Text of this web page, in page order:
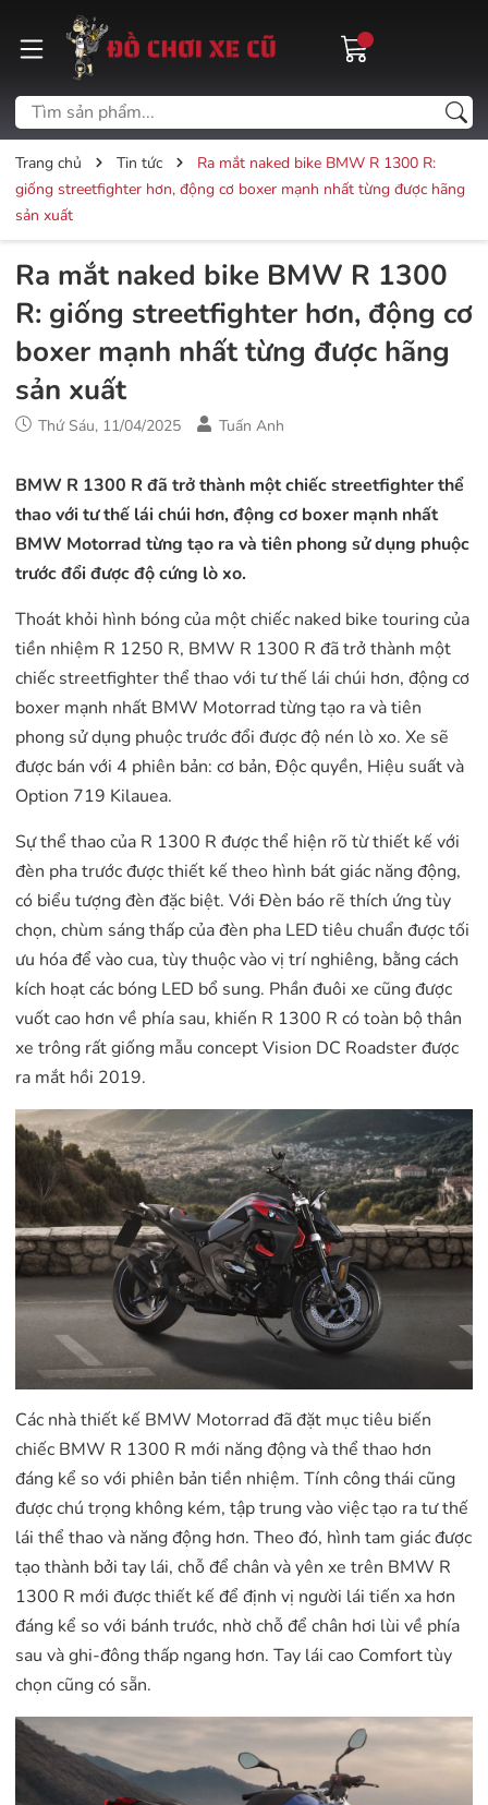
Trang chủ Tin tức
Ra mắt naked bike BMW R 1300 R:
giống streetfighter hơn, động cơ boxer mạnh nhất từng được hãng
sản xuất
Ra mắt naked bike BMW R 1300
R: giống streetfighter hơn, động cơ
boxer mạnh nhất từng được hãng
sản xuất
Thứ Sáu, 11/04/2025 Tuấn Anh
BMW R 1300 R đã trở thành một chiếc streetfighter thể
thao với tư thế lái chúi hơn, động cơ boxer mạnh nhất
BMW Motorrad từng tạo ra và tiên phong sử dụng phuộc
trước đổi được độ cứng lò xo.
Thoát khỏi hình bóng của một chiếc naked bike touring của
tiền nhiệm R 1250 R, BMW R 1300 R đã trở thành một
chiếc streetfighter thể thao với tư thế lái chúi hơn, động cơ
boxer mạnh nhất BMW Motorrad từng tạo ra và tiên
phong sử dụng phuộc trước đổi được độ nén lò xo. Xe sẽ
được bán với 4 phiên bản: cơ bản, Độc quyền, Hiệu suất và
Option 719 Kilauea.
Sự thể thao của R 1300 R được thể hiện rõ từ thiết kế với
đèn pha trước được thiết kế theo hình bát giác năng động,
có biểu tượng đèn đặc biệt. Với Đèn báo rẽ thích ứng tùy
chọn, chùm sáng thấp của đèn pha LED tiêu chuẩn được tối
ưu hóa để vào cua, tùy thuộc vào vị trí nghiêng, bằng cách
kích hoạt các bóng LED bổ sung. Phần đuôi xe cũng được
vuốt cao hơn về phía sau, khiến R 1300 R có toàn bộ thân
xe trông rất giống mẫu concept Vision DC Roadster được
ra mắt hồi 2019.
Các nhà thiết kế BMW Motorrad đã đặt mục tiêu biến
chiếc BMW R 1300 R mới năng động và thể thao hơn
đáng kể so với phiên bản tiền nhiệm. Tính công thái cũng
được chú trọng không kém, tập trung vào việc tạo ra tư thế
lái thể thao và năng động hơn. Theo đó, hình tam giác được
tạo thành bởi tay lái, chỗ để chân và yên xe trên BMW R
1300 R mới được thiết kế để định vị người lái tiến xa hơn
đáng kể so với bánh trước, nhờ chỗ để chân hơi lùi về phía
sau và ghi-đông thấp ngang hơn. Tay lái cao Comfort tùy
chọn cũng có sẵn.